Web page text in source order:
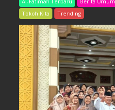
Tokoh Kita
Trending